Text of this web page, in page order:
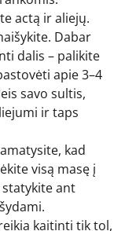
actą ir aliejų.
Dabar
dalis – palikite
apie 3–4
savo sultis,
ir taps
kad
visą masę į
ant
kaitinti tik tol,